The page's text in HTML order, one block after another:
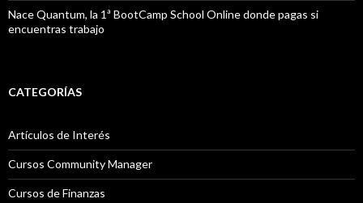
Nace Quantum, la 1ª BootCamp School Online donde pagas si
encuentras trabajo
CATEGORÍAS
Artículos de Interés
Cursos Community Manager
Cursos de Finanzas